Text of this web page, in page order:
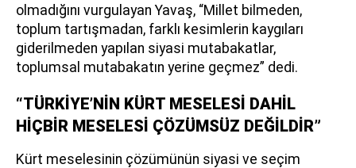
olmadığını vurgulayan Yavaş, “Millet bilmeden,
toplum tartışmadan, farklı kesimlerin kaygıları
giderilmeden yapılan siyasi mutabakatlar,
toplumsal mutabakatın yerine geçmez” dedi.
“TÜRKİYE’NİN KÜRT MESELESİ DAHİL
HİÇBİR MESELESİ ÇÖZÜMSÜZ DEĞİLDİR”
Kürt meselesinin çözümünün siyasi ve seçim